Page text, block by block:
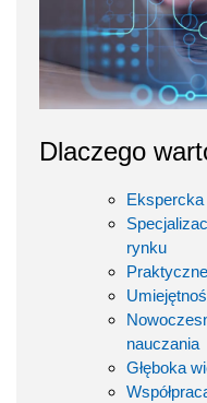
Dlaczego
rynku
nauczania
Głęboka